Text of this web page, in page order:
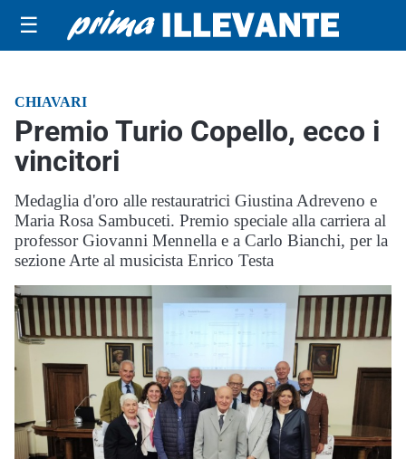
☰
CHIAVARI
Premio Turio Copello, ecco i
vincitori
Medaglia d'oro alle restauratrici Giustina Adreveno e
Maria Rosa Sambuceti. Premio speciale alla carriera al
professor Giovanni Mennella e a Carlo Bianchi, per la
sezione Arte al musicista Enrico Testa